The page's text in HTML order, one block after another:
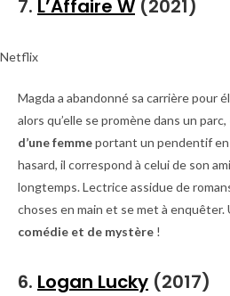
7. L’Affaire W (2021)
Netflix
Magda a abandonné sa carrière pour
alors qu’elle se promène dans un parc,
d’une femmeportant un pendentif en
hasard, il correspond à celui de son
longtemps. Lectrice assidue de
choses en main et se met à enquêter.
comédie et de mystère !
6. Logan Lucky (2017)